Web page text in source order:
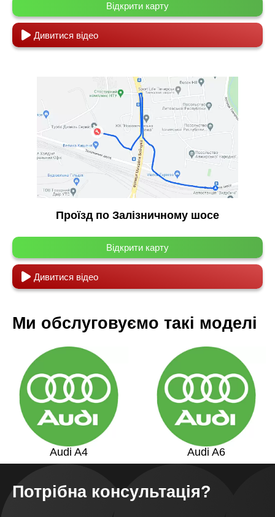
Дивитися відео
Відкрити карту
Проїзд по Залізничному шосе
Дивитися відео
Відкрити карту
Ми обслуговуємо такі моделі
Audi A4 Audi A6
Потрібна консультація?